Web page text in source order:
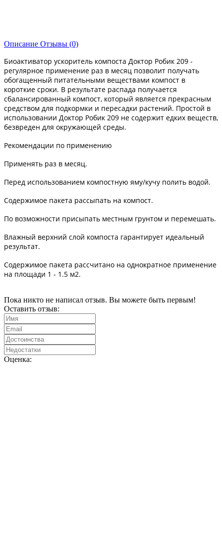
Описание Отзывы (0)
Биоактиватор ускоритель компоста Доктор Робик 209 -
регулярное применение раз в месяц позволит получать
обогащенный питательными веществами компост в
короткие сроки. В результате распада получается
сбалансированный компост, который является прекрасным
средством для подкормки и пересадки растений. Простой в
использовании Доктор Робик 209 не содержит едких веществ,
безвреден для окружающей среды.
Рекомендации по применению
Применять раз в месяц.
Перед использованием компостную яму/кучу полить водой.
Содержимое пакета рассыпать на компост.
По возможности присыпать местным грунтом и перемешать.
Влажный верхний слой компоста гарантирует идеальный
результат.
Содержимое пакета рассчитано на однократное применение
на площади 1 - 1.5 м2.
Пока никто не написал отзыв. Вы можете быть первым!
Оставить отзыв:
Оценка: